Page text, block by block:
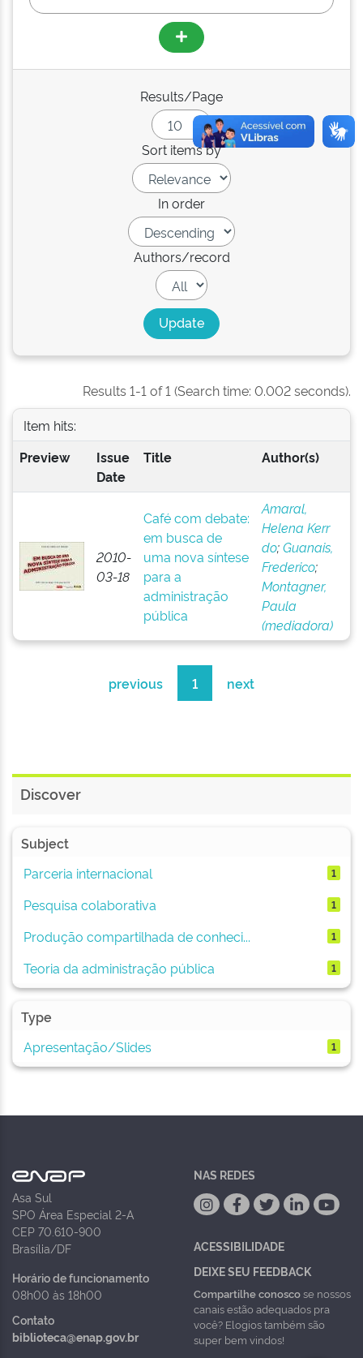
Results/Page
Sort items by
In order
Authors/record
Results 1-1 of 1 (Search time: 0.002 seconds).
Item hits:
Preview
Issue
Date
Title Author(s)
2010-
03-18
Café com debate:
em busca de
uma nova síntese
para a
administração
pública
Amaral,
Helena Kerr
do;Guanais,
Frederico;
Montagner,
Paula
(mediadora)
previous 1 next
Discover
Subject
Parceria internacional
1
Pesquisa colaborativa 1
Produção compartilhada de conheci... 1
Teoria da administração pública 1
Type
Apresentação/Slides
1
Asa Sul
SPO Área Especial 2-A
CEP 70.610-900
Brasília/DF
Horário de funcionamento
08h00 às 18h00
Contato
biblioteca@enap.gov.br
NAS REDES
ACESSIBILIDADE
DEIXE SEU FEEDBACK
Compartilhe conoscose nossos
canais estão adequados pra
você? Elogios também são
super bem vindos!